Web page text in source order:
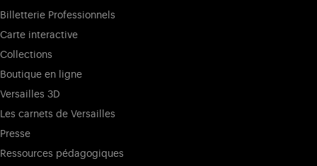
Billetterie Professionnels
Carte interactive
Collections
Boutique en ligne
Versailles 3D
Les carnets de Versailles
Presse
Ressources pédagogiques